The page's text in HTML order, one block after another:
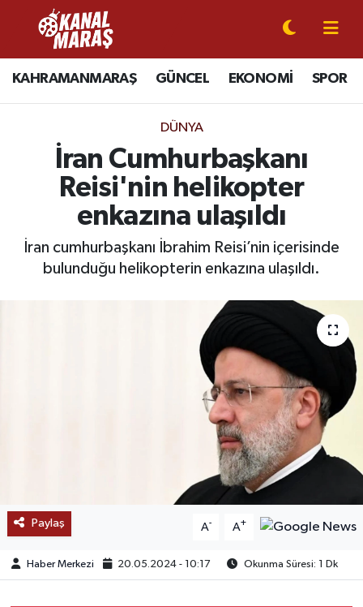
KAHRAMANMARAŞ GÜNCEL EKONOMİ SPOR
DÜNYA
İran Cumhurbaşkanı
Reisi'nin helikopter
enkazına ulaşıldı
İran cumhurbaşkanı İbrahim Reisi’nin içerisinde
bulunduğu helikopterin enkazına ulaşıldı.
Paylaş A- A+
Haber Merkezi 20.05.2024 - 10:17 Okunma Süresi: 1 Dk
CANLI YAYIN
KAHRAMANMARAŞ
GÜNCEL
SPOR
SİYASET
EKONOMİ
KEŞFET
POPÜLER
Kahramanmaraş Nöbetçi Eczaneler
Kahramanmaraş Hava Durumu
Kahramanmaraş Namaz Vakitleri
Kahramanmaraş Trafik Yoğunluk Haritası
Süper Lig Puan Durumu ve Fikstür
Tüm Manşetler